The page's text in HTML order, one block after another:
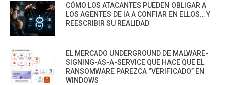
CÓMO LOS ATACANTES PUEDEN OBLIGAR A
LOS AGENTES DE IA A CONFIAR EN ELLOS… Y
REESCRIBIR SU REALIDAD
EL MERCADO UNDERGROUND DE MALWARE-
SIGNING-AS-A-SERVICE QUE HACE QUE EL
RANSOMWARE PAREZCA “VERIFICADO” EN
WINDOWS